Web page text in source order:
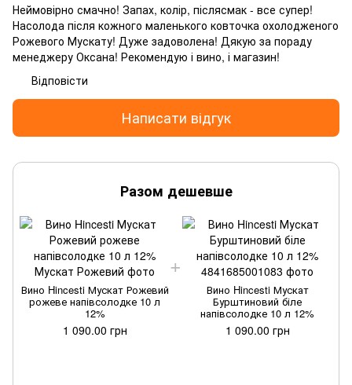
Неймовірно смачно! Запах, колір, післясмак - все супер!
Насолода після кожного маленького ковточка охолодженого
Рожевого Мускату! Дуже задоволена! Дякую за пораду
менеджеру Оксана! Рекомендую і вино, і магазин!
Відповісти
Написати відгук
Разом дешевше
Вино Hincesti Мускат Рожевий
рожеве напівсолодке 10 л
12%
1 090.00 грн
Вино Hincesti Мускат
Бурштиновий біле
напівсолодке 10 л 12%
1 090.00 грн